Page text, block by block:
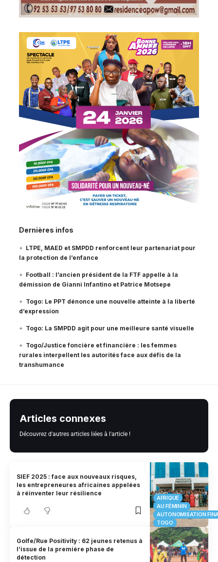
Dernières infos
LTPE, MAED et SMPDD renforcent leur partenariat pour
la protection de l’enfance
Football : l’ancien président de la FTF appelle à la
démission de Gianni Infantino et Patrice Motsepe
Togo: Le PPT dénonce une nouvelle atteinte à la liberté
d’expression
Togo: La SMPDD agit pour une meilleure santé visuelle
Togo/Justice foncière et financière : les femmes
rurales interpellent les autorités face aux défis de la
transhumance
Articles connexes
Découvrez d'autres articles liées à l'article !
AFRIQUE
AU FÉMININ
AUTONOMISATION
TOGO
SIEF 2025 : face aux nouveaux risques,
les entrepreneures africaines appelées
à réinventer leur résilience
Golfe/Rue Positivity : 62 jeunes retenus à
l’issue de la première phase de
détection